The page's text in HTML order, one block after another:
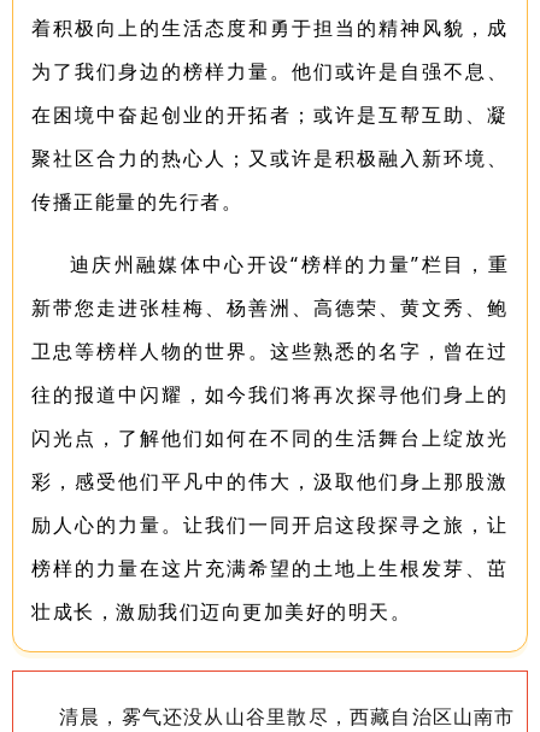
着积极向上的生活态度和勇于担当的精神风貌，成
为了我们身边的榜样力量。他们或许是自强不息、
在困境中奋起创业的开拓者；或许是互帮互助、凝
聚社区合力的热心人；又或许是积极融入新环境、
传播正能量的先行者。
迪庆州融媒体中心开设“榜样的力量”栏目，重
新带您走进张桂梅、杨善洲、高德荣、黄文秀、鲍
卫忠等榜样人物的世界。这些熟悉的名字，曾在过
往的报道中闪耀，如今我们将再次探寻他们身上的
闪光点，了解他们如何在不同的生活舞台上绽放光
彩，感受他们平凡中的伟大，汲取他们身上那股激
励人心的力量。让我们一同开启这段探寻之旅，让
榜样的力量在这片充满希望的土地上生根发芽、茁
壮成长，激励我们迈向更加美好的明天。
清晨，雾气还没从山谷里散尽，西藏自治区山南市